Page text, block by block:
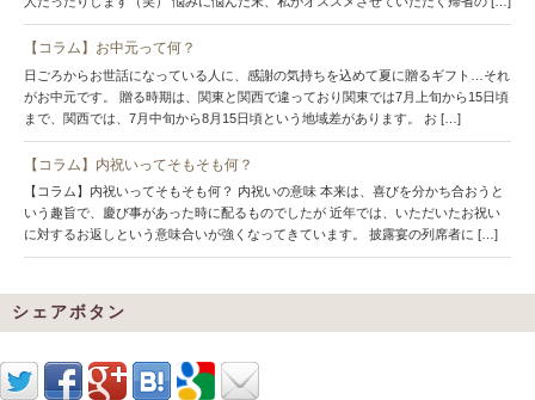
【コラム】お中元って何？
日ごろからお世話になっている人に、感謝の気持ちを込めて夏に贈るギフト…それ
がお中元です。 贈る時期は、関東と関西で違っており関東では7月上旬から15日頃
まで、関西では、7月中旬から8月15日頃という地域差があります。 お […]
【コラム】内祝いってそもそも何？
【コラム】内祝いってそもそも何？ 内祝いの意味 本来は、喜びを分かち合おうと
いう趣旨で、慶び事があった時に配るものでしたが 近年では、いただいたお祝い
に対するお返しという意味合いが強くなってきています。 披露宴の列席者に […]
シェアボタン